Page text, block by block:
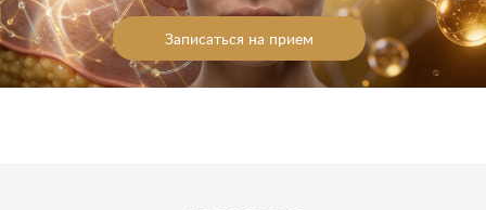
Записаться на прием